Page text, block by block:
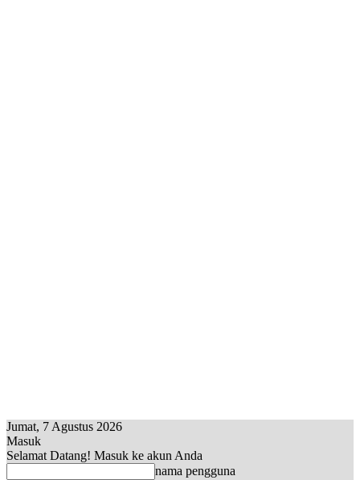
Jumat, 7 Agustus 2026
Masuk
Selamat Datang! Masuk ke akun Anda
nama pengguna